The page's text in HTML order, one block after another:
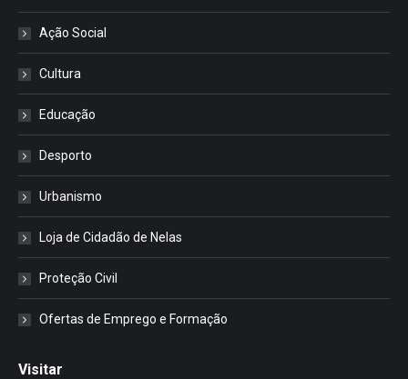
Ação Social
Cultura
Educação
Desporto
Urbanismo
Loja de Cidadão de Nelas
Proteção Civil
Ofertas de Emprego e Formação
Visitar